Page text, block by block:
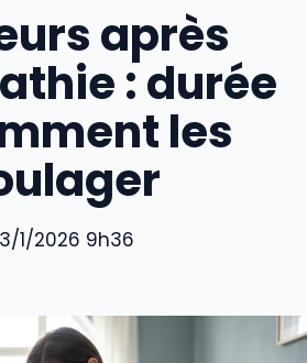
après
: durée
les
1/2026 9h36